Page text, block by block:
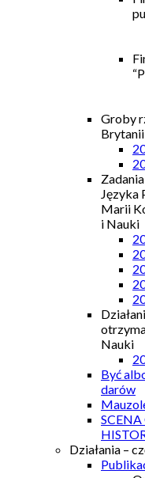
Groby
Brytanii
Języka
Marii
i Nauki
Nauki
Być
darów
Działania –